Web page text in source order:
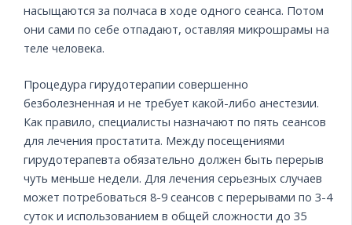
насыщаются за полчаса в ходе одного сеанса. Потом
они сами по себе отпадают, оставляя микрошрамы на
теле человека.
Процедура гирудотерапии совершенно
безболезненная и не требует какой-либо анестезии.
Как правило, специалисты назначают по пять сеансов
для лечения простатита. Между посещениями
гирудотерапевта обязательно должен быть перерыв
чуть меньше недели. Для лечения серьезных случаев
может потребоваться 8-9 сеансов с перерывами по 3-4
суток и использованием в общей сложности до 35